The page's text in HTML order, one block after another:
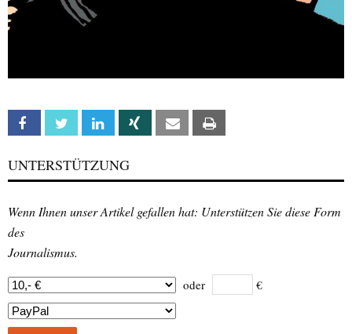
Facebook Twitter Linkedin Xing Email
UNTERSTÜTZUNG
Wenn Ihnen unser Artikel gefallen hat: Unterstützen Sie diese Form
des
Journalismus.
oder €